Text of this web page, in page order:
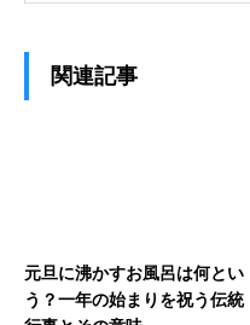
関連記事
元旦に沸かすお風呂は何とい
う？一年の始まりを祝う伝統